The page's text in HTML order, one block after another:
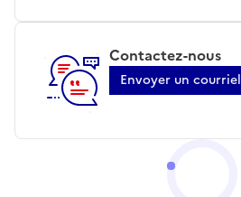
Contactez-nous
Envoyer un courriel